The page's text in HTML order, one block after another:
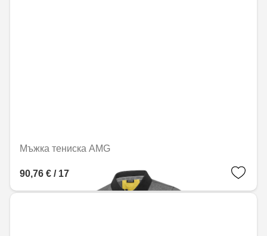
Мъжка тениска AMG
90,76 € / 177,50 лв.